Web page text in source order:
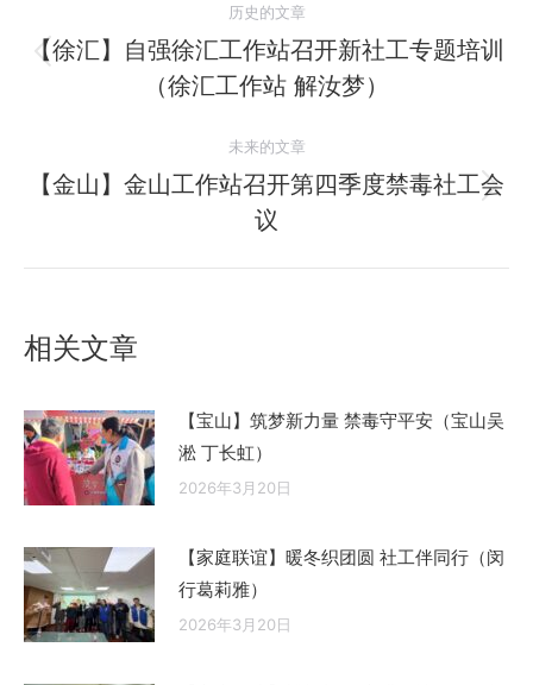
章
历史的文章
历
史
章：
【徐汇】自强徐汇工作站召开新社工专题培训
（徐汇工作站 解汝梦）
未来的文章
未
来
的
【金山】金山工作站召开第四季度禁毒社工会
议
相关文章
【宝山】筑梦新力量 禁毒守平安（宝山吴
淞 丁长虹）
2026年3月20日
【家庭联谊】暖冬织团圆 社工伴同行（闵
行葛莉雅）
2026年3月20日